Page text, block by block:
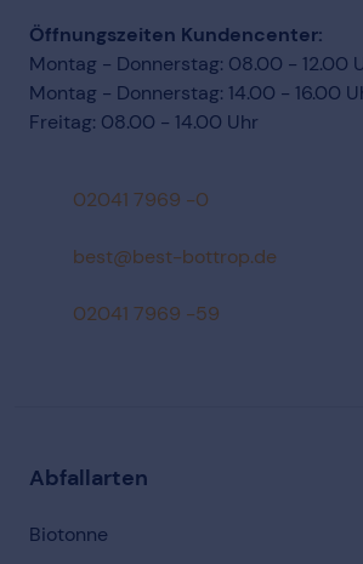
Öffnungszeiten Kundencenter:
Montag - Donnerstag: 08.00 - 12.00
Montag - Donnerstag: 14.00 - 16.00
Freitag: 08.00 - 14.00 Uhr
02041 7969 -0
ed.porttob-tseb@tseb
02041 7969 -59
Abfallarten
Biotonne